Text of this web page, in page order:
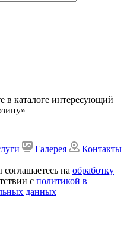
в каталоге интересующий
Галерея
Контакты
на обработку
с политикой в
данных